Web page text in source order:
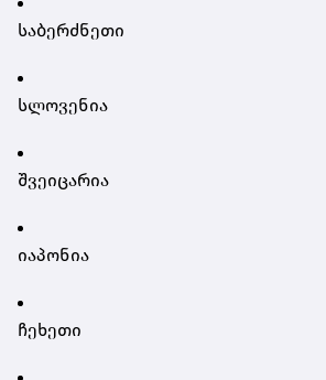
საბერძნეთი
სლოვენია
შვეიცარია
იაპონია
ჩეხეთი